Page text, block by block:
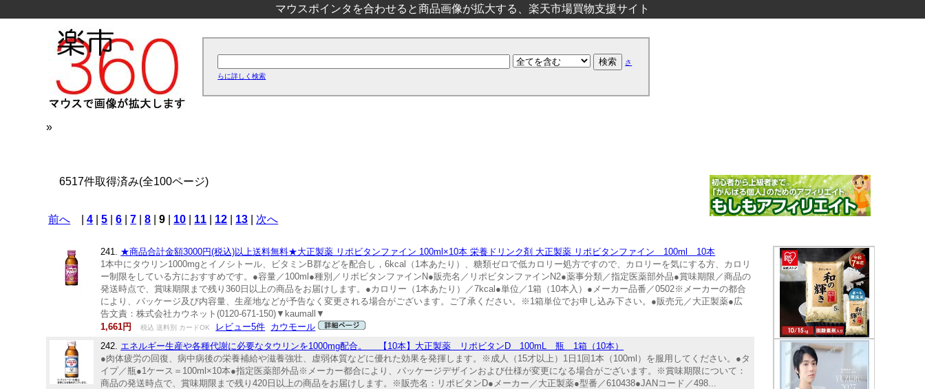
マウスポインタを合わせると商品画像が拡大する、楽天市場買物支援サイト
さ
らに詳しく検索
»
6517件取得済み(全100ページ)
前へ |4 |5 |6 |7 |8 |9 10 11 12 13 次へ
241. ★商品合計金額3000円(税込)以上送料無料★大正製薬 リポビタンファイン 100ml×10本 栄養ドリンク剤 大正製薬 リポビタンファイン 100ml 10本
1本中にタウリン1000mgとイノシトール、ビタミンB群などを配合し，6kcal（1本あたり）、糖類ゼロで低カロリー処方ですので、カロリーを気にする方、カロリ
ー制限をしている方におすすめです。●容量／100ml●種別／リボビタンファインN●販売名／リポビタンファインN2●薬事分類／指定医薬部外品●賞味期限／商品の
発送時点で、賞味期限まで残り360日以上の商品をお届けします。●カロリー（1本あたり）／7kcal●単位／1箱（10本入）●メーカー品番／0502※メーカーの都合
により、パッケージ及び内容量、生産地などが予告なく変更される場合がございます。ご了承ください。※1箱単位でお申し込み下さい。●販売元／大正製薬●広
告文責：株式会社カウネット(0120-671-150)▼kaumall▼
1,661円
税込 送料別 カードOK レビュー5件 カウモール
242. エネルギー生産や各種代謝に必要なタウリンを1000mg配合。 【10本】大正製薬 リポビタンD 100mL 瓶 1箱（10本）
●肉体疲労の回復、病中病後の栄養補給や滋養強壮、虚弱体質などに優れた効果を発揮します。※成人（15才以上）1日1回1本（100ml）を服用してください。●タ
イプ／瓶●1ケース＝100ml×10本●指定医薬部外品※メーカー都合により、パッケージデザインおよび仕様が変更になる場合がございます。※賞味期限について：
商品の発送時点で、賞味期限まで残り420日以上の商品をお届けします。※販売名：リポビタンD●メーカー／大正製薬●型番／610438●JANコード／498...